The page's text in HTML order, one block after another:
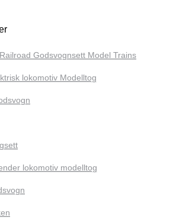
Godsvognsett Model Trains
lokomotiv Modelltog
lokomotiv modelltog